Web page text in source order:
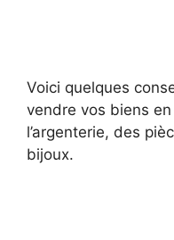
Voici quelques
vendre vos biens
l’argenterie, des
bijoux.